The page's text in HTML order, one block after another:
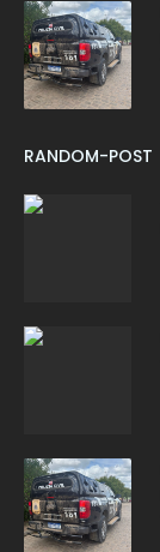
RANDOM-POST